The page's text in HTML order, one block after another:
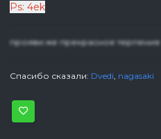
Ps: 4ek
прояви же прекрасное терпение
Спасибо сказали: Dvedi, nagasaki